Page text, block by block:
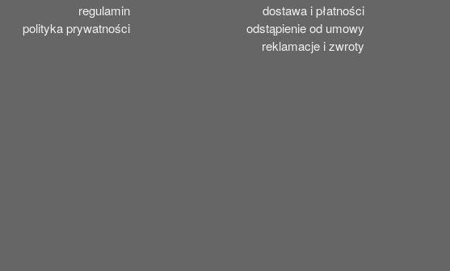
regulamin
polityka prywatności
dostawa i płatności
odstąpienie od umowy
reklamacje i zwroty